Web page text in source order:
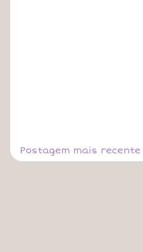
Postagem mais recente